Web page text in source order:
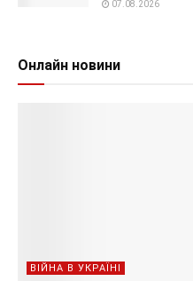
07.08.2026
Онлайн новини
ВІЙНА В УКРАЇНІ